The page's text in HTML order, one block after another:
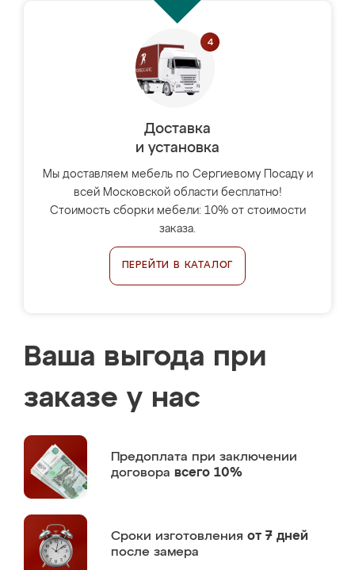
Доставка
и установка
Мы доставляем мебель по Сергиевому Посаду и
всей Московской области бесплатно!
Стоимость сборки мебели: 10% от стоимости
заказа.
ПЕРЕЙТИ В КАТАЛОГ
Ваша выгода при
заказе у нас
Предоплата при заключении
договора всего 10%
Сроки изготовления от 7 дней
после замера